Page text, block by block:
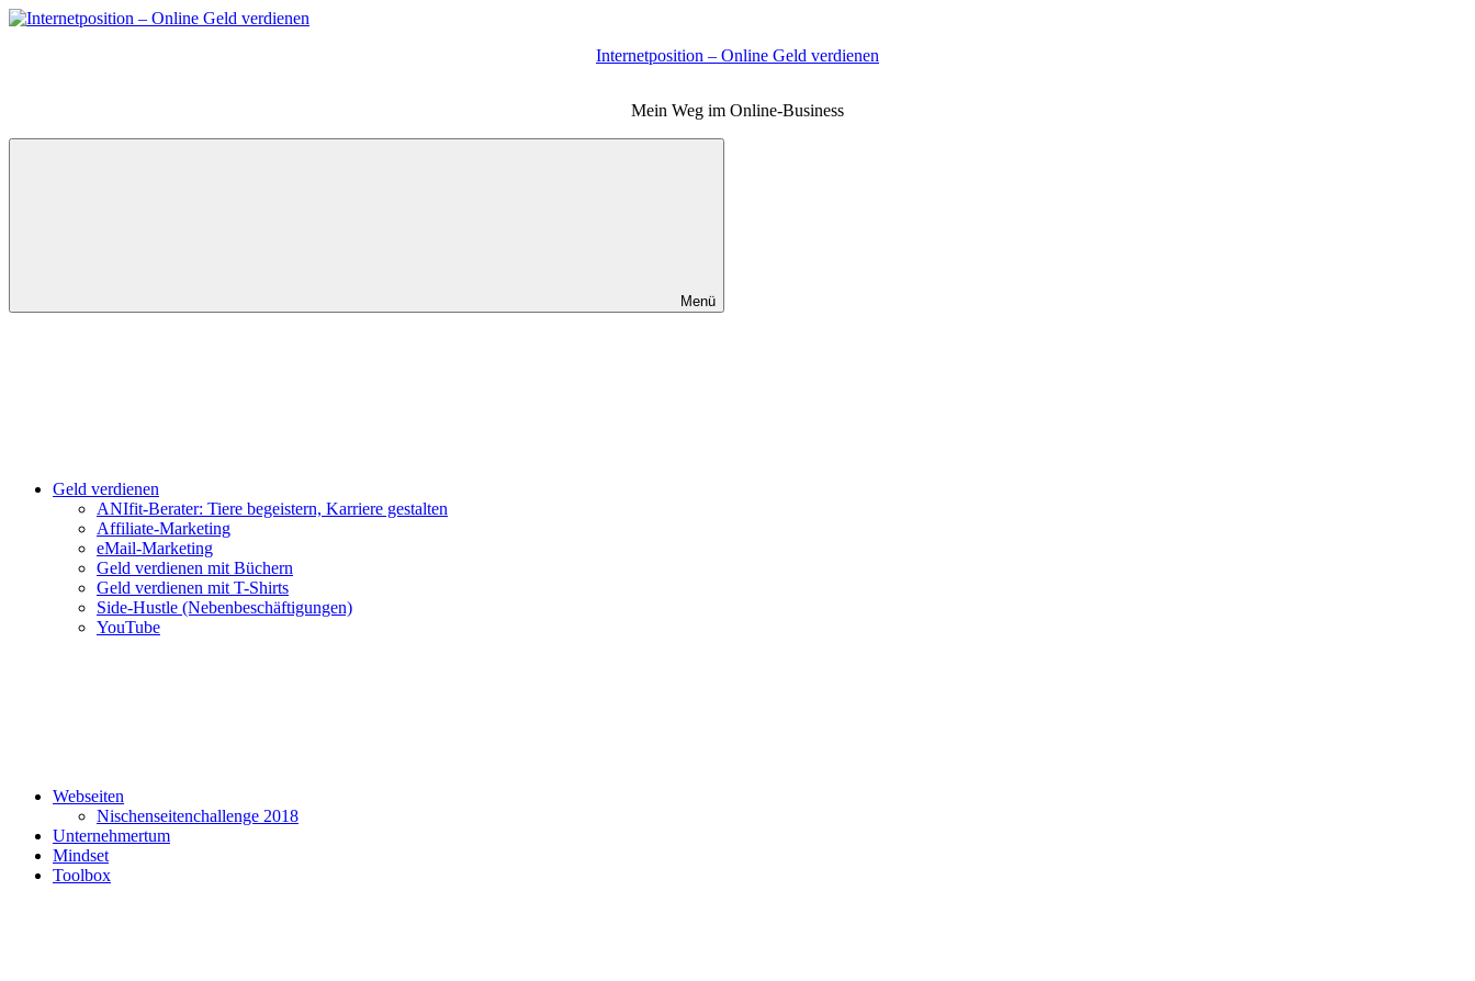
Zum
Internetposition – Online Geld verdienen
Mein Weg im Online-Business
Menü
Geld verdienen
ANIfit-Berater: Tiere begeistern, Karriere gestalten
Affiliate-Marketing
eMail-Marketing
Geld verdienen mit Büchern
Geld verdienen mit T-Shirts
Side-Hustle (Nebenbeschäftigungen)
YouTube
Webseiten
Nischenseitenchallenge 2018
Unternehmertum
Mindset
Toolbox